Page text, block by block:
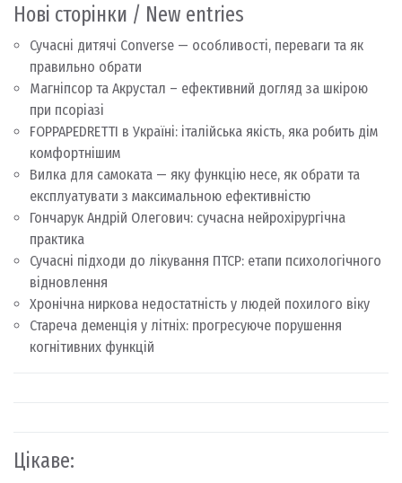
Нові сторінки / New entries
Сучасні дитячі Converse — особливості, переваги та як
правильно обрати
Магніпсор та Акрустал – ефективний догляд за шкірою
при псоріазі
FOPPAPEDRETTI в Україні: італійська якість, яка робить дім
комфортнішим
Вилка для самоката — яку функцію несе, як обрати та
експлуатувати з максимальною ефективністю
Гончарук Андрій Олегович: сучасна нейрохірургічна
практика
Сучасні підходи до лікування ПТСР: етапи психологічного
відновлення
Хронічна ниркова недостатність у людей похилого віку
Стареча деменція у літніх: прогресуюче порушення
когнітивних функцій
Цікаве: